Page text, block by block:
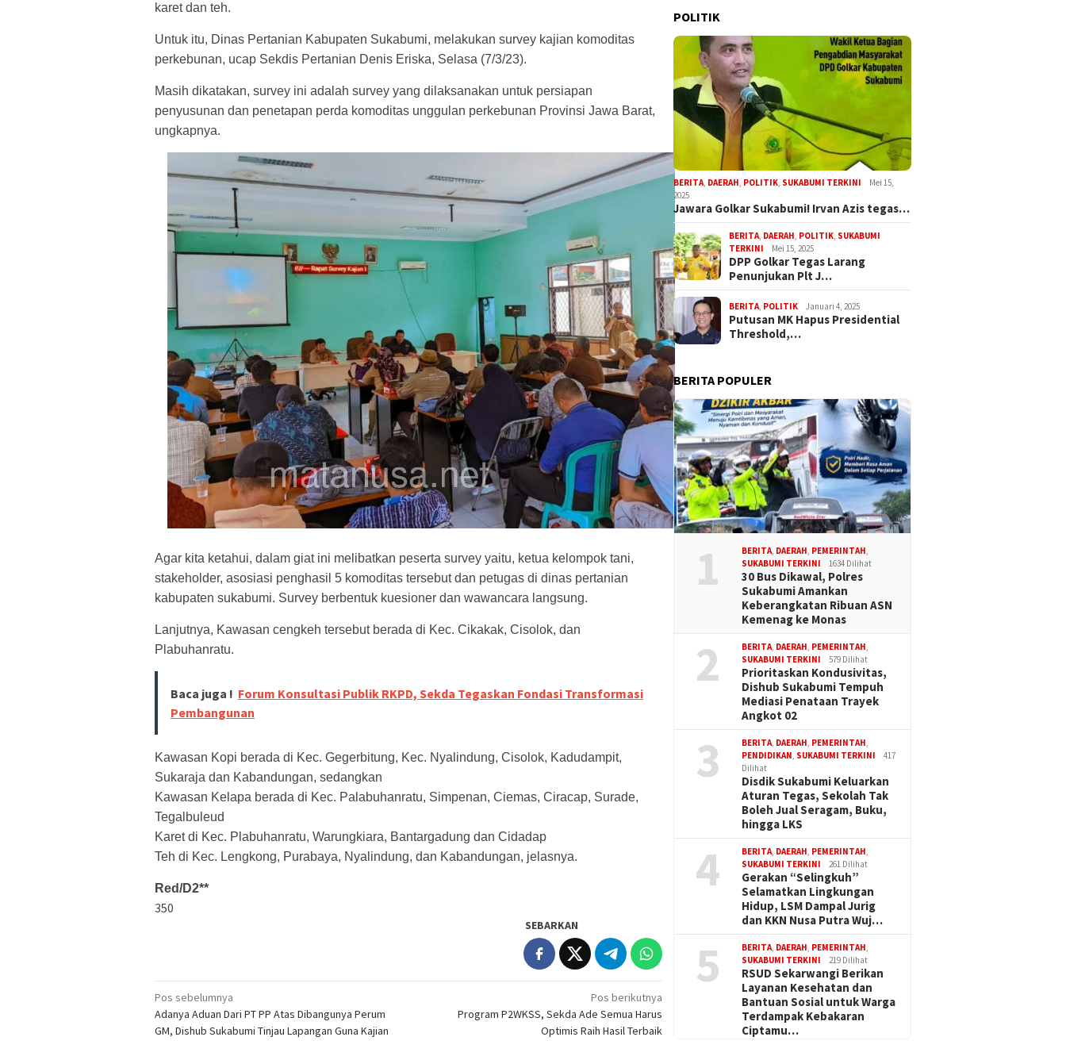
karet dan teh.
Untuk itu, Dinas Pertanian Kabupaten Sukabumi, melakukan survey kajian komoditas
perkebunan, ucap Sekdis Pertanian Denis Eriska, Selasa (7/3/23).
Masih dikatakan, survey ini adalah survey yang dilaksanakan untuk persiapan
penyusunan dan penetapan perda komoditas unggulan perkebunan Provinsi Jawa Barat,
ungkapnya.
Agar kita ketahui, dalam giat ini melibatkan peserta survey yaitu, ketua kelompok tani,
stakeholder, asosiasi penghasil 5 komoditas tersebut dan petugas di dinas pertanian
kabupaten sukabumi. Survey berbentuk kuesioner dan wawancara langsung.
Lanjutnya, Kawasan cengkeh tersebut berada di Kec. Cikakak, Cisolok, dan
Plabuhanratu.
Baca juga ! Forum Konsultasi Publik RKPD, Sekda Tegaskan Fondasi Transformasi
Pembangunan
Kawasan Kopi berada di Kec. Gegerbitung, Kec. Nyalindung, Cisolok, Kadudampit,
Sukaraja dan Kabandungan, sedangkan
Kawasan Kelapa berada di Kec. Palabuhanratu, Simpenan, Ciemas, Ciracap, Surade,
Tegalbuleud
Karet di Kec. Plabuhanratu, Warungkiara, Bantargadung dan Cidadap
Teh di Kec. Lengkong, Purabaya, Nyalindung, dan Kabandungan, jelasnya.
Red/D2**
350
SEBARKAN
Navigasi
pos
Pos sebelumnya
Adanya Aduan Dari PT PP Atas Dibangunya Perum
GM, Dishub Sukabumi Tinjau Lapangan Guna Kajian
Pos berikutnya
Program P2WKSS, Sekda Ade Semua Harus
Optimis Raih Hasil Terbaik
POLITIK
BERITA DAERAH POLITIK SUKABUMI TERKINI
Mei 15,
2025
Jawara Golkar Sukabumi! Irvan Azis tegas…
BERITA DAERAH POLITIK SUKABUMI
TERKINI
Mei 15, 2025
DPP Golkar Tegas Larang
Penunjukan Plt J…
BERITA POLITIK Januari 4, 2025
Putusan MK Hapus Presidential
Threshold,…
BERITA POPULER
1 BERITA, DAERAH, PEMERINTAH,
SUKABUMI TERKINI
1634 Dilihat
30 Bus Dikawal, Polres
Sukabumi Amankan
Keberangkatan Ribuan ASN
Kemenag ke Monas
2 BERITA, DAERAH, PEMERINTAH,
SUKABUMI TERKINI
579 Dilihat
Prioritaskan Kondusivitas,
Dishub Sukabumi Tempuh
Mediasi Penataan Trayek
Angkot 02
3 BERITA, DAERAH, PEMERINTAH,
PENDIDIKAN, SUKABUMI TERKINI
417
Dilihat
Disdik Sukabumi Keluarkan
Aturan Tegas, Sekolah Tak
Boleh Jual Seragam, Buku,
hingga LKS
4 BERITA, DAERAH, PEMERINTAH,
SUKABUMI TERKINI
261 Dilihat
Gerakan “Selingkuh”
Selamatkan Lingkungan
Hidup, LSM Dampal Jurig
dan KKN Nusa Putra Wuj…
5 BERITA, DAERAH, PEMERINTAH,
SUKABUMI TERKINI
219 Dilihat
RSUD Sekarwangi Berikan
Layanan Kesehatan dan
Bantuan Sosial untuk Warga
Terdampak Kebakaran
Ciptamu…